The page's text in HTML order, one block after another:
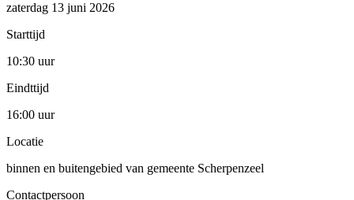
zaterdag 13 juni 2026
Starttijd
10:30 uur
Eindttijd
16:00 uur
Locatie
binnen en buitengebied van gemeente Scherpenzeel
Contactpersoon